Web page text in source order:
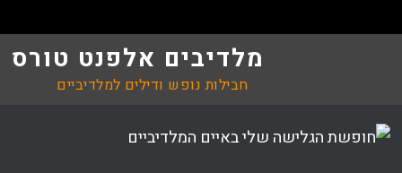
מלדיבים אלפנט טורס
חבילות נופש ודילים למלדיביים